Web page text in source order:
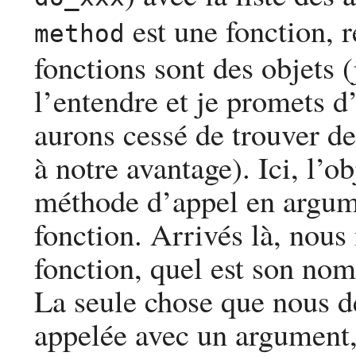
method est une fonction,
fonctions sont des objets
l’entendre et je promets
aurons cessé de trouver
à notre avantage). Ici,
méthode d’appel en
fonction. Arrivés là, nous
fonction, quel est son
La seule chose que nous
appelée avec un